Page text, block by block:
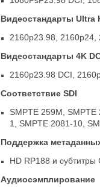
Видеостандарты Ultra
2160p23.98
2160p24
Видеостандарты 4K
2160p23.98 DCI
Соответствие SDI
SMPTE 259M
SMPTE
1
SMPTE 2081-10
Поддержка
HD RP188 и
Аудиосэмплирование